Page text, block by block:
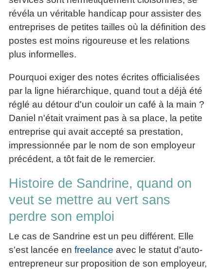
révéla un véritable handicap pour assister des
entreprises de petites tailles où la définition des
postes est moins rigoureuse et les relations
plus informelles.
Pourquoi exiger des notes écrites officialisées
par la ligne hiérarchique, quand tout a déjà été
réglé au détour d'un couloir un café à la main ?
Daniel n'était vraiment pas à sa place, la petite
entreprise qui avait accepté sa prestation,
impressionnée par le nom de son employeur
précédent, a tôt fait de le remercier.
Histoire de Sandrine, quand on
veut se mettre au vert sans
perdre son emploi
Le cas de Sandrine est un peu différent. Elle
s'est lancée en freelance avec le statut d'auto-
entrepreneur sur proposition de son employeur,